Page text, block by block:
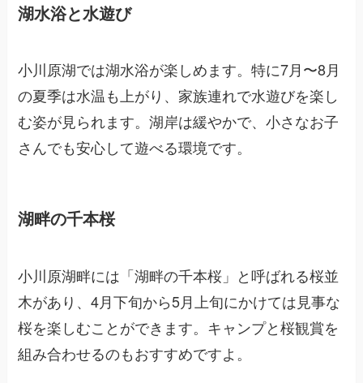
湖水浴と水遊び
小川原湖では湖水浴が楽しめます。特に7月〜8月
の夏季は水温も上がり、家族連れで水遊びを楽し
む姿が見られます。湖岸は緩やかで、小さなお子
さんでも安心して遊べる環境です。
湖畔の千本桜
小川原湖畔には「湖畔の千本桜」と呼ばれる桜並
木があり、4月下旬から5月上旬にかけては見事な
桜を楽しむことができます。キャンプと桜観賞を
組み合わせるのもおすすめですよ。